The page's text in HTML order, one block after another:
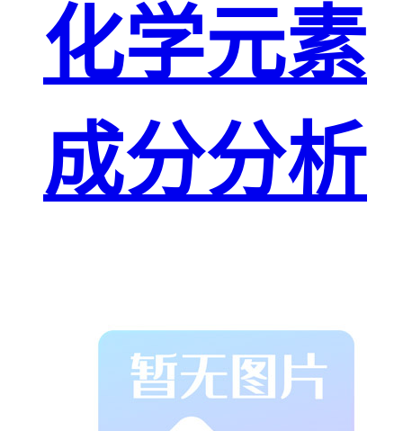
化学元素
成分分析